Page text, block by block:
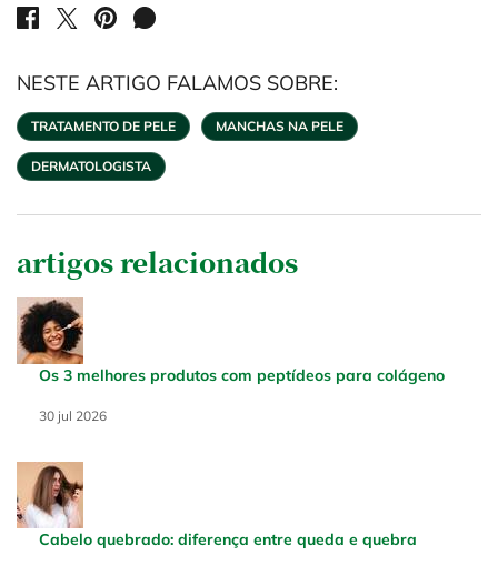
SHARE ON FACEBOOK
SHARE ON TWITTER
SHARE ON PINTEREST
SHARE ON WHATSAPP
NESTE ARTIGO FALAMOS SOBRE:
TRATAMENTO DE PELE MANCHAS NA PELE
DERMATOLOGISTA
artigos relacionados
Os 3 melhores produtos com peptídeos para colágeno
Creation Date:
30 jul 2026
Update Date:
Cabelo quebrado: diferença entre queda e quebra